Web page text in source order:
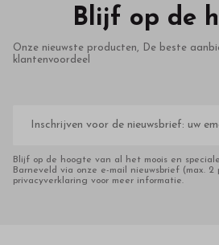
Blijf op de
Onze nieuwste producten, De beste
klantenvoordeel
mailadres
Blijf op de hoogte van al het moois en
Barneveld via onze e-mail nieuwsbrief (max. 2
privacyverklaring voor meer informatie.